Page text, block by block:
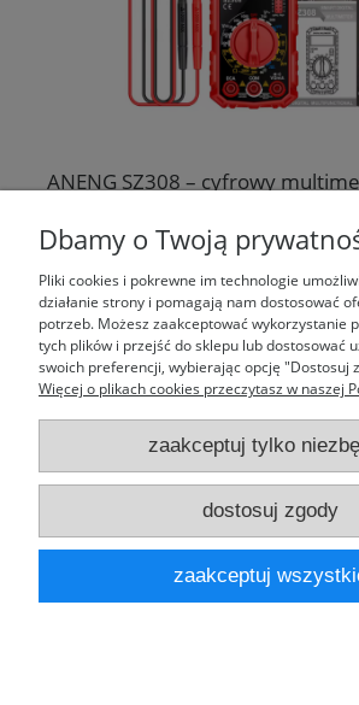
ANENG SZ308 – cyfrowy
pojemności i testu
19,99 zł
do koszyka
Moje konto
Laufparts
Dbamy o Twoją
Pliki cookies i pokrewne im technologie
działanie strony i pomagają nam dostosować
potrzeb. Możesz zaakceptować wykorzystanie
tych plików i przejść do sklepu lub dostosować
swoich preferencji, wybierając opcję "Dostosuj
Więcej o plikach cookies przeczytasz w naszej
zaakceptuj tylko
dostosuj zgody
zaakceptuj